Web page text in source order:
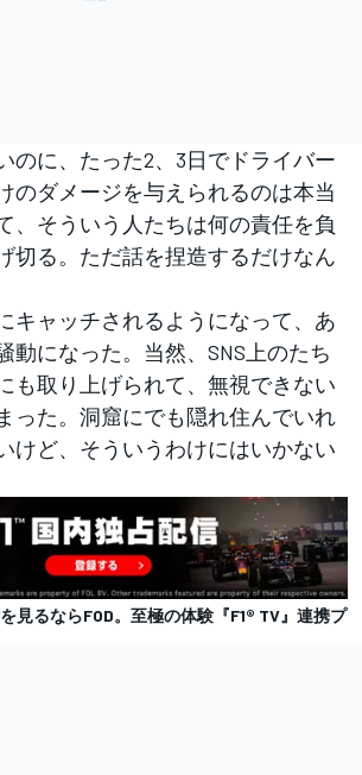
のに、たった2、3日でドライバー
のダメージを与えられるのは本当
、そういう人たちは何の責任を負
切る。ただ話を捏造するだけなん
キャッチされるようになって、あ
動になった。当然、SNS上のたち
も取り上げられて、無視できない
った。洞窟にでも隠れ住んでいれ
けど、そういうわけにはいかない
見るならFOD。至極の体験『F1® TV』連携プ